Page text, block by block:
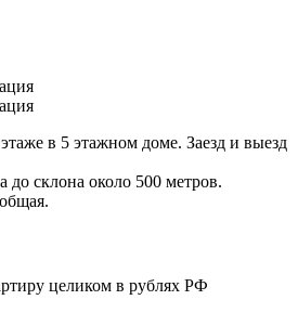
в 5 этажном доме. Заезд и выезд
до склона около 500 метров.
целиком в рублях РФ